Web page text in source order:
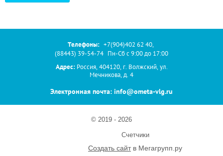
Телефоны: +7(904)402 62 40,
(88443) 39-54-74 Пн-Сб с 9:00 до 17:00
Адрес: Россия, 404120, г. Волжский, ул.
Мечникова, д. 4
Электронная почта: info@ometa-vlg.ru
© 2019 - 2026
Счетчики
Создать сайтв Мегагрупп.ру